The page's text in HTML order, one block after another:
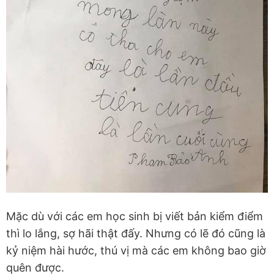
Mặc dù với các em học sinh bị viết bản kiểm điểm
thì lo lắng, sợ hãi thật đấy. Nhưng có lẽ đó cũng là
kỷ niệm hài hước, thú vị mà các em không bao giờ
quên được.